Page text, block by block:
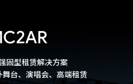
固型租赁解决方案
台、演唱会、高端租赁